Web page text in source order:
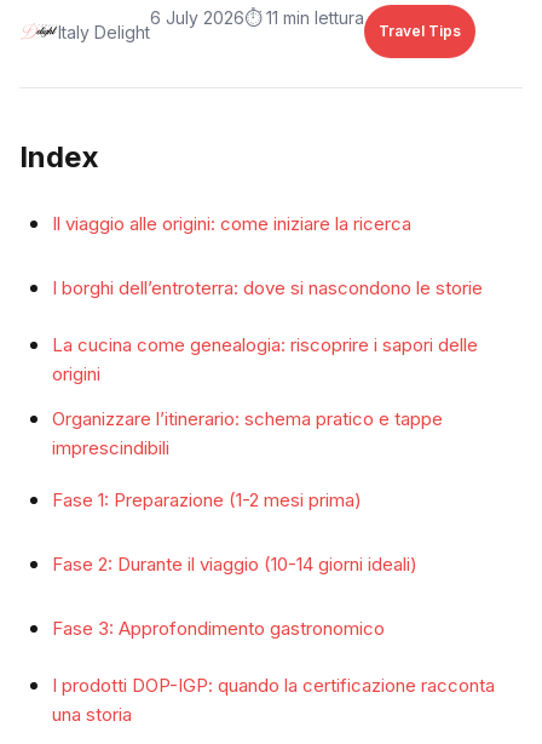
Italy Delight
6 July 2026⏱️ 11 min lettura
Travel Tips
Index
Il viaggio alle origini: come iniziare la ricerca
I borghi dell’entroterra: dove si nascondono le storie
La cucina come genealogia: riscoprire i sapori delle
origini
Organizzare l’itinerario: schema pratico e tappe
imprescindibili
Fase 1: Preparazione (1-2 mesi prima)
Fase 2: Durante il viaggio (10-14 giorni ideali)
Fase 3: Approfondimento gastronomico
I prodotti DOP-IGP: quando la certificazione racconta
una storia